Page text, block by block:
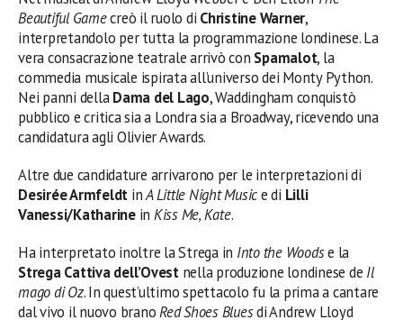
Beautiful Gamecreò il ruolo di Christine Warner,
interpretandolo per tutta la programmazione londinese. La
vera consacrazione teatrale arrivò con Spamalot, la
commedia musicale ispirata all’universo dei Monty Python.
Nei panni dellaDama del Lago, Waddingham conquistò
pubblico e critica sia a Londra sia a Broadway, ricevendo una
candidatura agli Olivier Awards.
Altre due candidature arrivarono per le interpretazioni di
Desirée Armfeldt inA Little Night Musice di Lilli
Vanessi/Katharinein Kiss Me, Kate.
Ha interpretato inoltre la Strega in Into the Woodse la
Strega Cattiva dell’Ovestnella produzione londinese de Il
mago di Oz. In quest’ultimo spettacolo fu la prima a cantare
dal vivo il nuovo branoRed Shoes Bluesdi Andrew Lloyd